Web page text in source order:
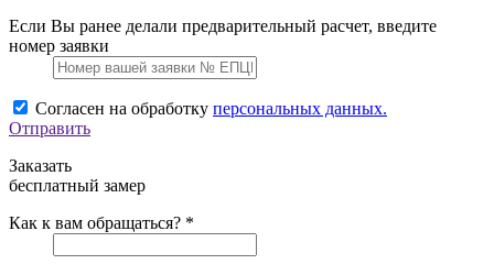
Если Вы ранее делали предварительный расчет, введите
номер заявки
Согласен на обработку персональных данных.
Отправить
Заказать
бесплатный замер
Как к вам обращаться? *